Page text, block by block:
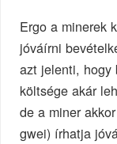
Ergo a minerek
jóváírni
azt jelenti, hogy
költsége akár
de a miner
gwei) írhatja